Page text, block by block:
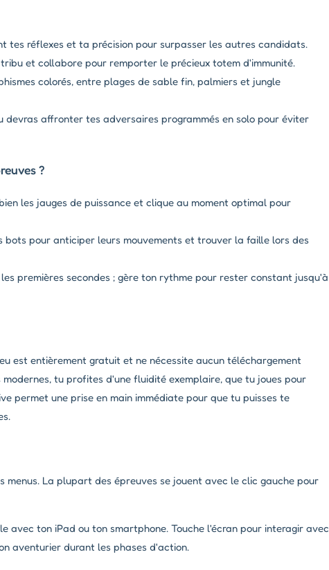
tes réflexes et ta précision pour surpasser les autres candidats.
et collabore pour remporter le précieux totem d'immunité.
colorés, entre plages de sable fin, palmiers et jungle
devras affronter tes adversaires programmés en solo pour éviter
?
les jauges de puissance et clique au moment optimal pour
bots pour anticiper leurs mouvements et trouver la faille lors des
premières secondes ; gère ton rythme pour rester constant jusqu'à
est entièrement gratuit et ne nécessite aucun téléchargement
tu profites d'une fluidité exemplaire, que tu joues pour
permet une prise en main immédiate pour que tu puisses te
menus. La plupart des épreuves se jouent avec le clic gauche pour
avec ton iPad ou ton smartphone. Touche l'écran pour interagir avec
aventurier durant les phases d'action.